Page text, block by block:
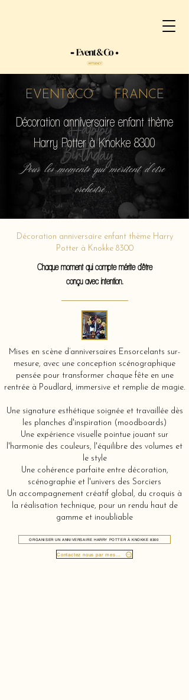
EVENT&CO FRANCE
Décoration anniversaire enfant thème
Harry Potter à Knokke 8300
Pour les moments qui méritent d'etre
orchestré...
Décoration anniversaire enfant thème Harry
Potter à Knokke 8300
Chaque moment qui compte mérite d'être
conçu avec intention.
Mises en scène d’anniversaires Ensorcelants sur-
mesure, avec une conception scénographique
pensée pour transformer chaque fête en une
rentrée à Poudlard, immersive et remplie de magie.
Une signature esthétique soignée et travaillée dès
les planches d'inspiration (moodboards)
Une expérience visuelle pointue jouant sur
l'harmonie des couleurs, l'équilibre des volumes et
le style
Une cohérence parfaite entre décoration,
scénographie et l'univers des Sorciers
Un accompagnement créatif global, du croquis à
la réalisation technique, pour un rendu haut de
gamme et inoubliable
ORGANISER UN ANNIVERSAIRE HARRY POTTER À KNOKKE 8300